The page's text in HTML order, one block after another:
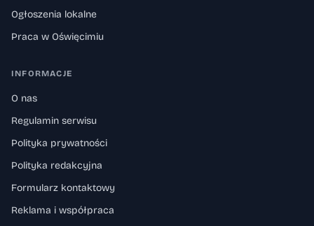
Ogłoszenia lokalne
Praca w Oświęcimiu
INFORMACJE
O nas
Regulamin serwisu
Polityka prywatności
Polityka redakcyjna
Formularz kontaktowy
Reklama i współpraca